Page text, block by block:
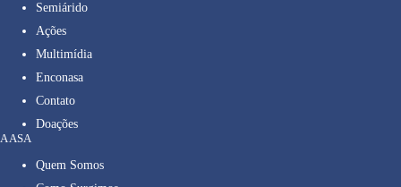
Semiárido
Ações
Multimídia
Enconasa
Contato
Doações
A ASA
Quem Somos